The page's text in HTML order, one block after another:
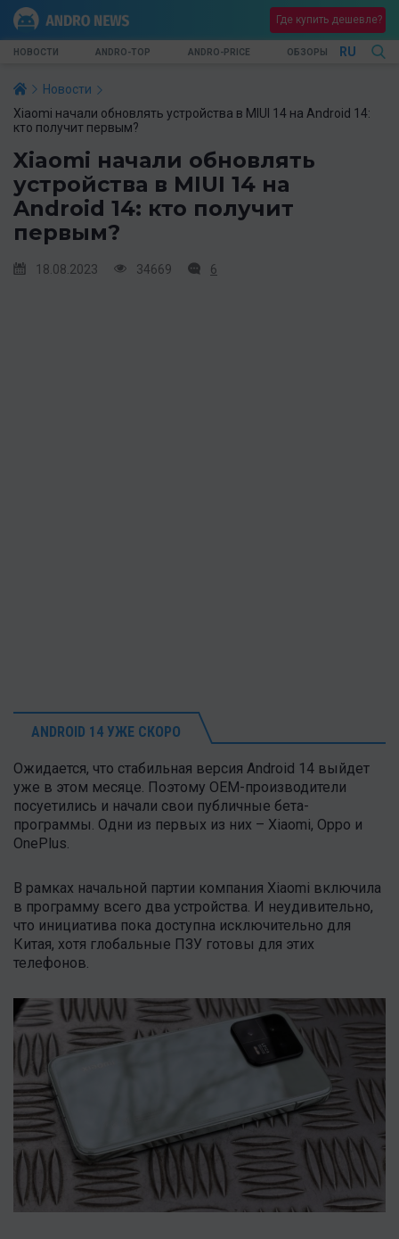
Где купить дешевле?
НОВОСТИ ANDRO-TOP ANDRO-PRICE ОБЗОРЫ RU
Новости
Xiaomi начали обновлять устройства в MIUI 14 на Android 14:
кто получит первым?
Xiaomi начали обновлять
устройства в MIUI 14 на
Android 14: кто получит
первым?
18.08.2023 34669 6
ANDROID 14 УЖЕ СКОРО
Ожидается, что стабильная версия Android 14 выйдет
уже в этом месяце. Поэтому OEM-производители
посуетились и начали свои публичные бета-
программы. Одни из первых из них – Xiaomi, Oppo и
OnePlus .
В рамках начальной партии компания Xiaomi включила
в программу всего два устройства. И неудивительно,
что инициатива пока доступна исключительно для
Китая, хотя глобальные ПЗУ готовы для этих
телефонов.